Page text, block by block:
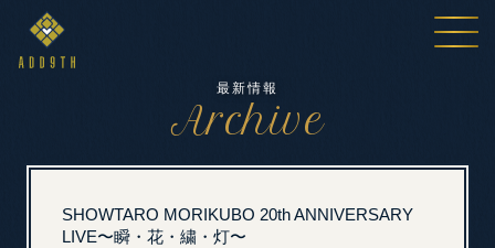
最新情報
Archive
SHOWTARO MORIKUBO 20th ANNIVERSARY
LIVE〜瞬・花・繍・灯〜